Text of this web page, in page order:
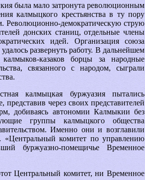
была мало затронута революционным
калмыцкого крестьянства в ту пору
Революционно-демократическую струю
донских станиц, отдельные члены
идей. Организация союза
развернуть работу. В дальнейшем
казаков борцы за народные
связанного с народом, сыграли
калмыцкая буржуазия пытались
через своих представителей
добиваясь автономии Калмыкии без
группы калмыцкого общества
Именно они и возглавили
комитет по управлению
буржуазно-помещичье Временное
Центральный комитет, ни Временное